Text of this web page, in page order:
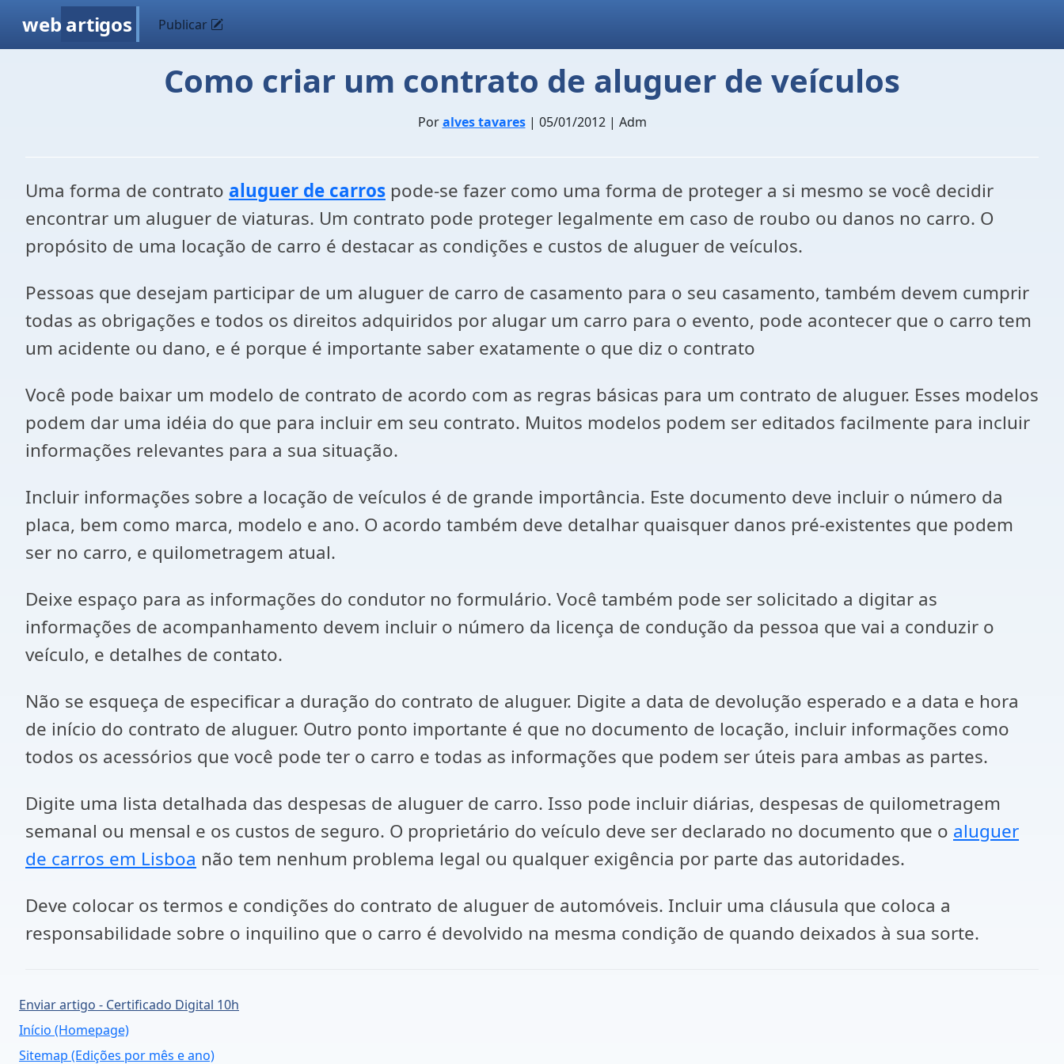
web artigos Publicar
Como criar um contrato de aluguer de veículos
Poralves tavares| 05/01/2012 | Adm
Uma forma de contrato aluguer de carros pode-se fazer como uma forma de proteger a si mesmo se você decidir
encontrar um aluguer de viaturas. Um contrato pode proteger legalmente em caso de roubo ou danos no carro. O
propósito de uma locação de carro é destacar as condições e custos de aluguer de veículos.
Pessoas que desejam participar de um aluguer de carro de casamento para o seu casamento, também devem cumprir
todas as obrigações e todos os direitos adquiridos por alugar um carro para o evento, pode acontecer que o carro tem
um acidente ou dano, e é porque é importante saber exatamente o que diz o contrato
Você pode baixar um modelo de contrato de acordo com as regras básicas para um contrato de aluguer. Esses modelos
podem dar uma idéia do que para incluir em seu contrato. Muitos modelos podem ser editados facilmente para incluir
informações relevantes para a sua situação.
Incluir informações sobre a locação de veículos é de grande importância. Este documento deve incluir o número da
placa, bem como marca, modelo e ano. O acordo também deve detalhar quaisquer danos pré-existentes que podem
ser no carro, e quilometragem atual.
Deixe espaço para as informações do condutor no formulário. Você também pode ser solicitado a digitar as
informações de acompanhamento devem incluir o número da licença de condução da pessoa que vai a conduzir o
veículo, e detalhes de contato.
Não se esqueça de especificar a duração do contrato de aluguer. Digite a data de devolução esperado e a data e hora
de início do contrato de aluguer. Outro ponto importante é que no documento de locação, incluir informações como
todos os acessórios que você pode ter o carro e todas as informações que podem ser úteis para ambas as partes.
Digite uma lista detalhada das despesas de aluguer de carro. Isso pode incluir diárias, despesas de quilometragem
semanal ou mensal e os custos de seguro. O proprietário do veículo deve ser declarado no documento que o aluguer
de carros em Lisboa não tem nenhum problema legal ou qualquer exigência por parte das autoridades.
Deve colocar os termos e condições do contrato de aluguer de automóveis. Incluir uma cláusula que coloca a
responsabilidade sobre o inquilino que o carro é devolvido na mesma condição de quando deixados à sua sorte.
Enviar artigo - Certificado Digital 10h
Início (Homepage)
Sitemap (Edições por mês e ano)